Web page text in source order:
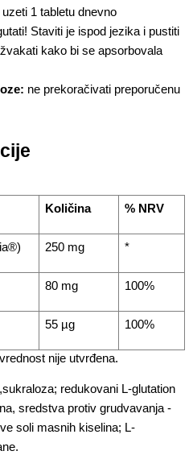
uzeti 1 tabletu dnevno
Staviti je ispod jezika i pustiti
kako bi se apsorbovala
ne prekoračivati preporučenu
Količina % NRV
250 mg *
80 mg 100%
55 µg 100%
nije utvrđena.
redukovani L-glutation
sredstva protiv grudvavanja -
soli masnih kiselina; L-